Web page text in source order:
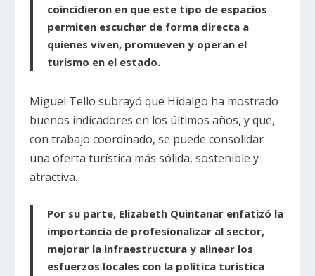
coincidieron en que este tipo de espacios
permiten escuchar de forma directa a
quienes viven, promueven y operan el
turismo en el estado.
Miguel Tello subrayó que Hidalgo ha mostrado
buenos indicadores en los últimos años, y que,
con trabajo coordinado, se puede consolidar
una oferta turística más sólida, sostenible y
atractiva.
Por su parte, Elizabeth Quintanar enfatizó la
importancia de profesionalizar al sector,
mejorar la infraestructura y alinear los
esfuerzos locales con la política turística